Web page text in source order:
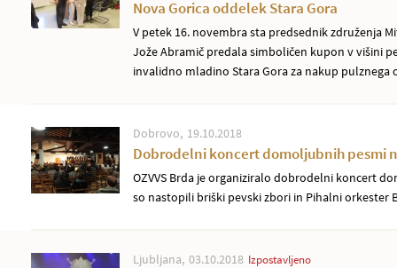
Nova Gorica oddelek Stara Gora
V petek 16. novembra sta predsednik združenja
Jože Abramič predala simboličen kupon v višini
invalidno mladino Stara Gora za nakup pulznega
Dobrovo 19.10.2018
Dobrodelni koncert domoljubnih pesmi
OZVVS Brda je organiziralo dobrodelni koncert
so nastopili briški pevski zbori in Pihalni orkester
Ljubljana 03.10.2018 Izpostavljeno